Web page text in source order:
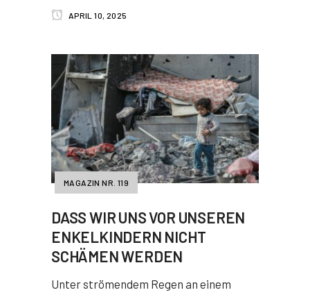
APRIL 10, 2025
MAGAZIN NR. 119
DASS WIR UNS VOR UNSEREN
ENKELKINDERN NICHT
SCHÄMEN WERDEN
Unter strömendem Regen an einem